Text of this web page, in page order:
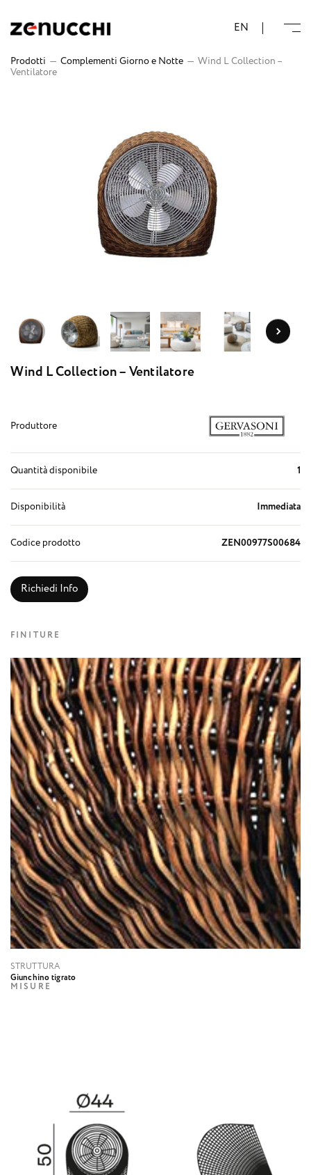
EN
Prodotti — Complementi Giorno e Notte — Wind L Collection –
Ventilatore
Wind L Collection – Ventilatore
Produttore
Quantità disponibile 1
Disponibilità Immediata
Codice prodotto ZEN00977S00684
Richiedi Info
FINITURE
STRUTTURA
Giunchino tigrato
MISURE